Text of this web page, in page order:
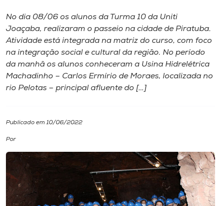
Unoesc
Internacionalização
I.nova
Cultura
CPA
Biblioteca
No dia 08/06 os alunos da Turma 10 da Uniti
Joaçaba, realizaram o passeio na cidade de Piratuba.
Atividade está integrada na matriz do curso, com foco
na integração social e cultural da região. No período
da manhã os alunos conheceram a Usina Hidrelétrica
Machadinho – Carlos Ermírio de Moraes, localizada no
rio Pelotas – principal afluente do […]
Publicado em 10/06/2022
Por